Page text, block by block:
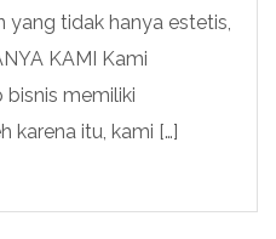
yang tidak hanya estetis,
KAMI Kami
memiliki
karena itu, kami […]